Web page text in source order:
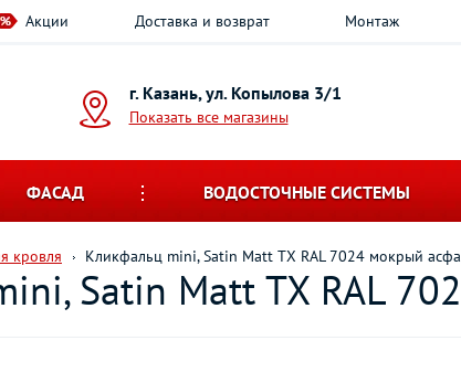
Акции Доставка и возврат Монтаж
г. Казань, ул. Копылова 3/1
Показать все магазины
ФАСАД ВОДОСТОЧНЫЕ СИСТЕМЫ
кровля Кликфальц mini, Satin Matt TX RAL 7024 мокрый
Satin Matt TX RAL